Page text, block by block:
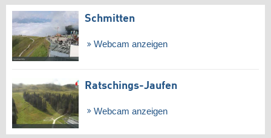
Schmitten
Webcam anzeigen
Ratschings-Jaufen
Webcam anzeigen